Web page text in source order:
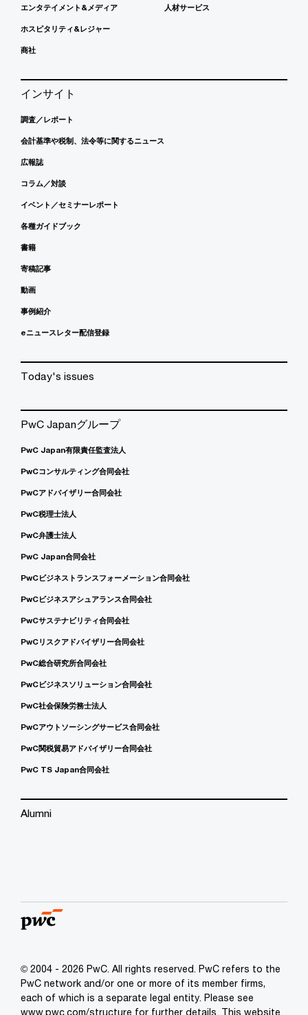
エンタテイメント&メディア
ホスピタリティ&レジャー
商社
人材サービス
インサイト
調査／レポート
会計基準や税制、法令等に関するニュース
広報誌
コラム／対談
イベント／セミナーレポート
各種ガイドブック
書籍
寄稿記事
動画
事例紹介
eニュースレター配信登録
Today's issues
PwC Japanグループ
PwC Japan有限責任監査法人
PwCコンサルティング合同会社
PwCアドバイザリー合同会社
PwC税理士法人
PwC弁護士法人
PwC Japan合同会社
PwCビジネストランスフォーメーション合同会社
PwCビジネスアシュアランス合同会社
PwCサステナビリティ合同会社
PwCリスクアドバイザリー合同会社
PwC総合研究所合同会社
PwCビジネスソリューション合同会社
PwC社会保険労務士法人
PwCアウトソーシングサービス合同会社
PwC関税貿易アドバイザリー合同会社
PwC TS Japan合同会社
Alumni
© 2004 - 2026 PwC. All rights reserved. PwC refers to the
PwC network and/or one or more of its member firms,
each of which is a separate legal entity. Please see
www.pwc.com/structure for further details. This website